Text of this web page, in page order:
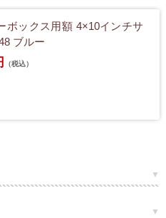
ボックス用額 4×10インチサ
ブルー
（税込）